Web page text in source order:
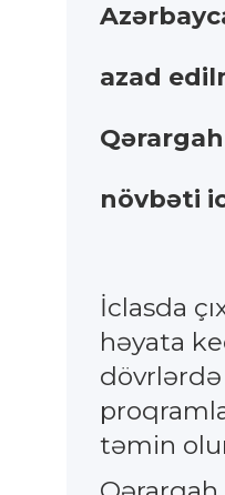
azad
növbəti
İclasda
həyata
təmin